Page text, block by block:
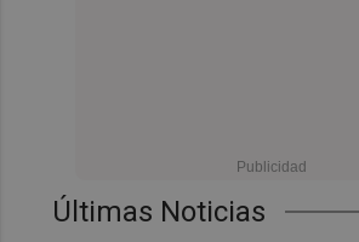
Últimas Noticias